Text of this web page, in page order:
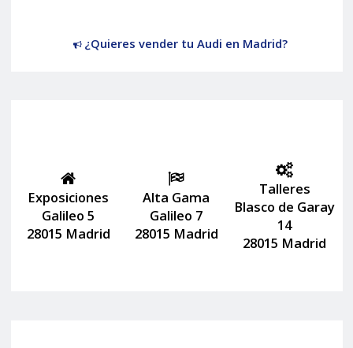
¿Quieres vender tu Audi en Madrid?
Exposiciones
Galileo 5
28015 Madrid
Alta Gama
Galileo 7
28015 Madrid
Talleres
Blasco de Garay
14
28015 Madrid